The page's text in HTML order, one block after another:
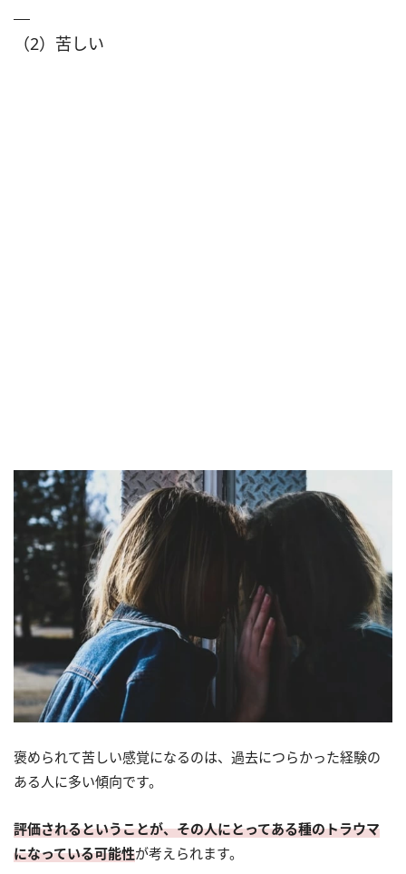
（2）苦しい
褒められて苦しい感覚になるのは、過去につらかった経験の
ある人に多い傾向です。
評価されるということが、その人にとってある種のトラウマ
になっている可能性が考えられます。